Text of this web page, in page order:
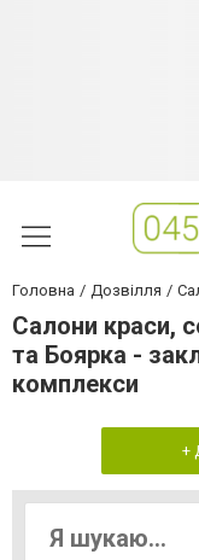
Головна Дозвілля
Салони краси,
та Боярка -
комплекси
+